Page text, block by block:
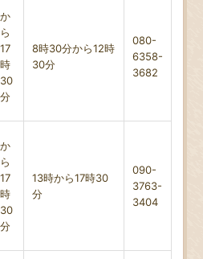
か
ら
17
時
30
分
8時30分から12時
30分
080-
6358-
3682
か
ら
17
時
30
分
13時から17時30
分
090-
3763-
3404